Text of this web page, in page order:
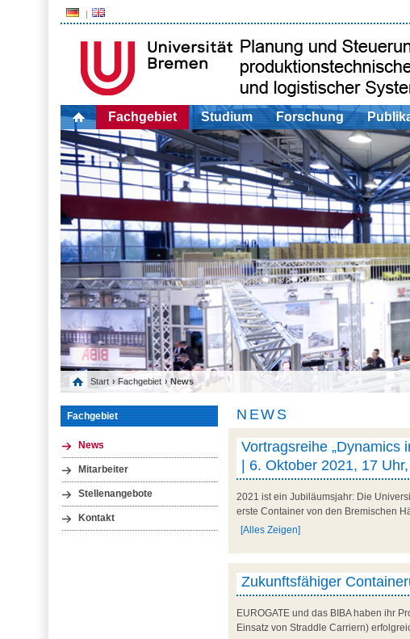
Fachgebiet Studium Forschung
Start › Fachgebiet › News
Fachgebiet
News
Mitarbeiter
Stellenangebote
Kontakt
NEWS
Vortragsreihe „Dynamics
| 6. Oktober 2021, 17
2021 ist ein Jubiläumsjahr: Die
erste Container von den Bremischen
[Alles Zeigen]
Zukunftsfähiger
EUROGATE und das BIBA haben ihr
Einsatz von Straddle Carriern)